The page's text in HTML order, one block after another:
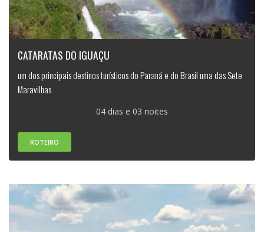
CATARATAS DO IGUAÇU
um dos principais destinos turísticos do Paraná e do Brasil uma das Sete
Maravilhas
04 dias e 03 noites
ROTEIRO